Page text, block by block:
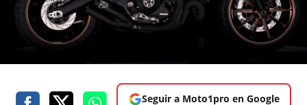
Seguir a Moto1pro en Google